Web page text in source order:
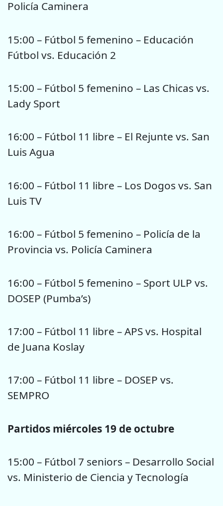
Policía Caminera
15:00 – Fútbol 5 femenino – Educación
Fútbol vs. Educación 2
15:00 – Fútbol 5 femenino – Las Chicas vs.
Lady Sport
16:00 – Fútbol 11 libre – El Rejunte vs. San
Luis Agua
16:00 – Fútbol 11 libre – Los Dogos vs. San
Luis TV
16:00 – Fútbol 5 femenino – Policía de la
Provincia vs. Policía Caminera
16:00 – Fútbol 5 femenino – Sport ULP vs.
DOSEP (Pumba’s)
17:00 – Fútbol 11 libre – APS vs. Hospital
de Juana Koslay
17:00 – Fútbol 11 libre – DOSEP vs.
SEMPRO
Partidos miércoles 19 de octubre
15:00 – Fútbol 7 seniors – Desarrollo Social
vs. Ministerio de Ciencia y Tecnología